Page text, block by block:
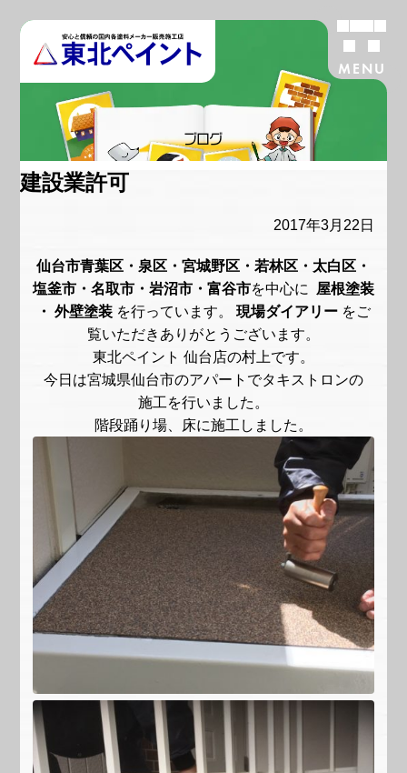
MENU
ブログ
建設業許可
2017年3月22日
仙台市青葉区・泉区・宮城野区・若林区・太白区・
塩釜市・名取市・岩沼市・富谷市を中心に 屋根塗装
・ 外壁塗装 を行っています。 現場ダイアリー をご
覧いただきありがとうございます。
東北ペイント 仙台店の村上です。
今日は宮城県仙台市のアパートでタキストロンの
施工を行いました。
階段踊り場、床に施工しました。